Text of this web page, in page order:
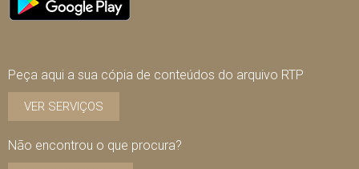
Peça aqui a sua cópia de conteúdos do arquivo RTP
VER SERVIÇOS
Não encontrou o que procura?